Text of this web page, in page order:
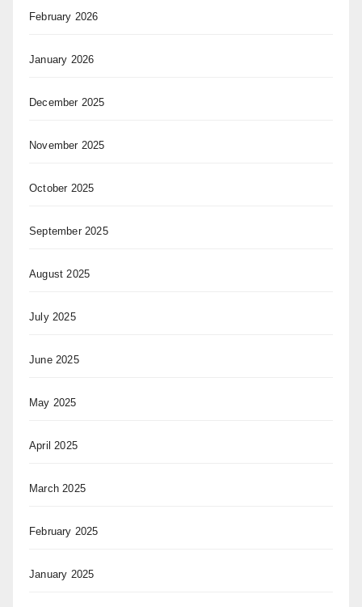
February 2026
January 2026
December 2025
November 2025
October 2025
September 2025
August 2025
July 2025
June 2025
May 2025
April 2025
March 2025
February 2025
January 2025